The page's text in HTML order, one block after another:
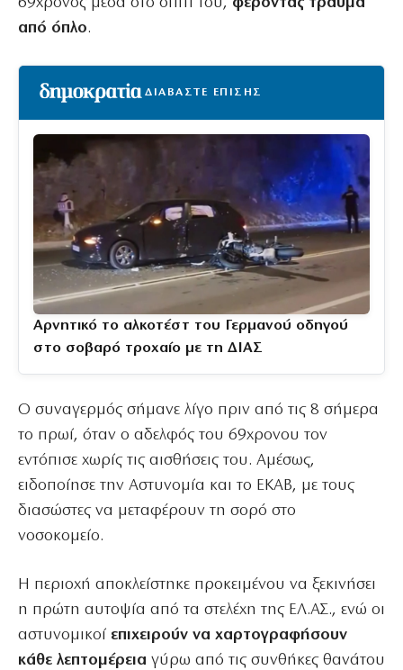
από όπλο.
ΔΙΑΒΑΣΤΕ ΕΠΙΣΗΣ
Αρνητικό το αλκοτέστ του Γερμανού οδηγού
στο σοβαρό τροχαίο με τη ΔΙΑΣ
Ο συναγερμός σήμανε λίγο πριν από τις 8 σήμερα
το πρωί, όταν ο αδελφός του 69χρονου τον
εντόπισε χωρίς τις αισθήσεις του. Αμέσως,
ειδοποίησε την Αστυνομία και το ΕΚΑΒ, με τους
διασώστες να μεταφέρουν τη σορό στο
νοσοκομείο.
Η περιοχή αποκλείστηκε προκειμένου να ξεκινήσει
η πρώτη αυτοψία από τα στελέχη της ΕΛ.ΑΣ., ενώ οι
αστυνομικοί επιχειρούν να χαρτογραφήσουν
κάθε λεπτομέρεια γύρω από τις συνθήκες θανάτου